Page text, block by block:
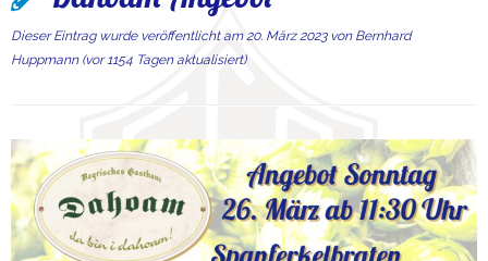
springen
Dieser Eintrag wurde veröffentlicht am20. März 2023 von Bernhard
Huppmann(vor 1154 Tagen aktualisiert)